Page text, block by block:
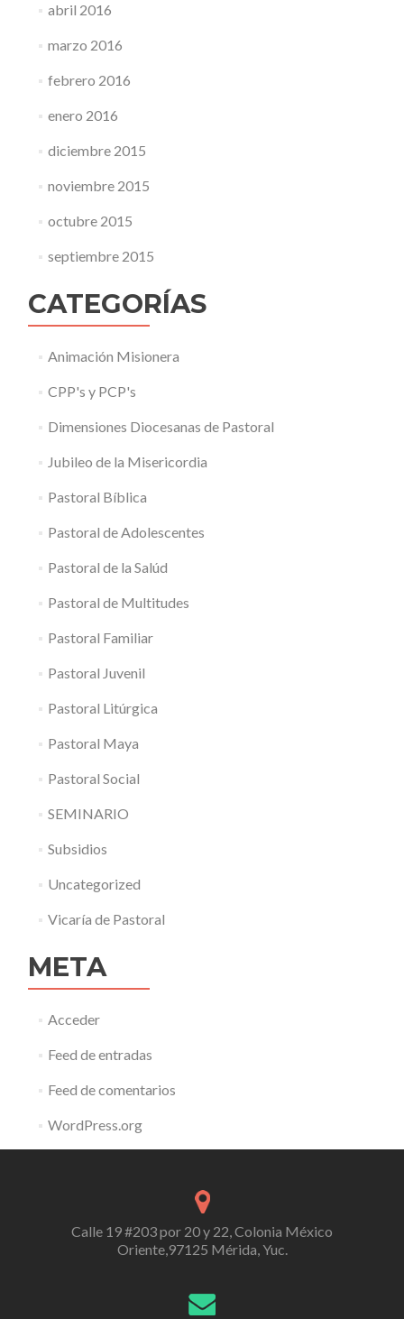
abril 2016
marzo 2016
febrero 2016
enero 2016
diciembre 2015
noviembre 2015
octubre 2015
septiembre 2015
CATEGORÍAS
Animación Misionera
CPP's y PCP's
Dimensiones Diocesanas de Pastoral
Jubileo de la Misericordia
Pastoral Bíblica
Pastoral de Adolescentes
Pastoral de la Salúd
Pastoral de Multitudes
Pastoral Familiar
Pastoral Juvenil
Pastoral Litúrgica
Pastoral Maya
Pastoral Social
SEMINARIO
Subsidios
Uncategorized
Vicaría de Pastoral
META
Acceder
Feed de entradas
Feed de comentarios
WordPress.org
Calle 19 #203 por 20 y 22, Colonia México
Oriente,97125 Mérida, Yuc.